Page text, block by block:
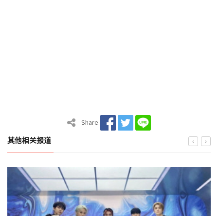
Share
其他相关报道